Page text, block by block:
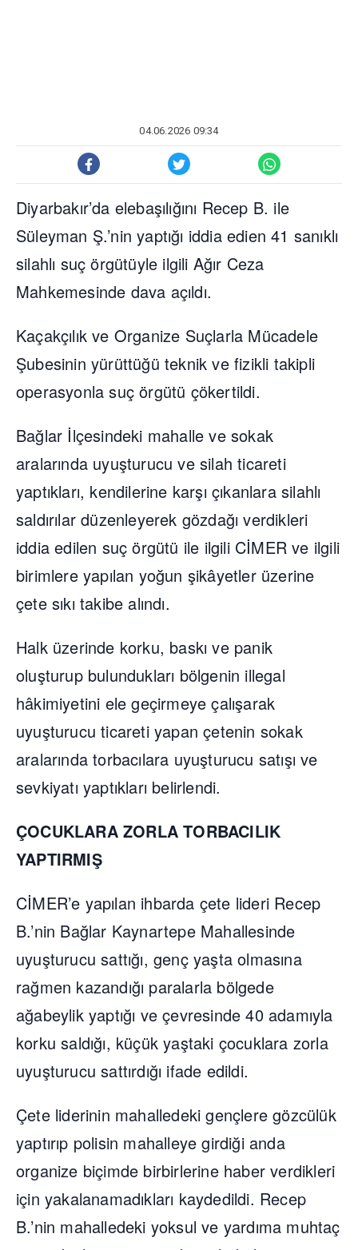
04.06.2026 09:34
Diyarbakır’da elebaşılığını Recep B. ile
Süleyman Ş.’nin yaptığı iddia edien 41 sanıklı
silahlı suç örgütüyle ilgili Ağır Ceza
Mahkemesinde dava açıldı.
Kaçakçılık ve Organize Suçlarla Mücadele
Şubesinin yürüttüğü teknik ve fizikli takipli
operasyonla suç örgütü çökertildi.
Bağlar İlçesindeki mahalle ve sokak
aralarında uyuşturucu ve silah ticareti
yaptıkları, kendilerine karşı çıkanlara silahlı
saldırılar düzenleyerek gözdağı verdikleri
iddia edilen suç örgütü ile ilgili CİMER ve ilgili
birimlere yapılan yoğun şikâyetler üzerine
çete sıkı takibe alındı.
Halk üzerinde korku, baskı ve panik
oluşturup bulundukları bölgenin illegal
hâkimiyetini ele geçirmeye çalışarak
uyuşturucu ticareti yapan çetenin sokak
aralarında torbacılara uyuşturucu satışı ve
sevkiyatı yaptıkları belirlendi.
ÇOCUKLARA ZORLA TORBACILIK
YAPTIRMIŞ
CİMER’e yapılan ihbarda çete lideri Recep
B.’nin Bağlar Kaynartepe Mahallesinde
uyuşturucu sattığı, genç yaşta olmasına
rağmen kazandığı paralarla bölgede
ağabeylik yaptığı ve çevresinde 40 adamıyla
korku saldığı, küçük yaştaki çocuklara zorla
uyuşturucu sattırdığı ifade edildi.
Çete liderinin mahalledeki gençlere gözcülük
yaptırıp polisin mahalleye girdiği anda
organize biçimde birbirlerine haber verdikleri
için yakalanamadıkları kaydedildi. Recep
B.’nin mahalledeki yoksul ve yardıma muhtaç